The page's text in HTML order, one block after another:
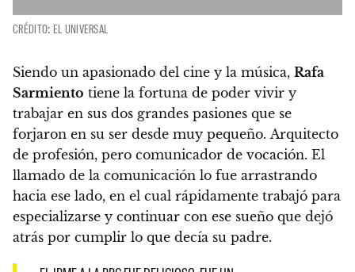
CRÉDITO: EL UNIVERSAL
Siendo un apasionado del cine y la música, Rafa
Sarmiento tiene la fortuna de poder vivir y
trabajar en sus dos grandes pasiones que se
forjaron en su ser desde muy pequeño. Arquitecto
de profesión, pero comunicador de vocación. El
llamado de la comunicación lo fue arrastrando
hacia ese lado, en el cual rápidamente trabajó para
especializarse y continuar con ese sueño que dejó
atrás por cumplir lo que decía su padre.